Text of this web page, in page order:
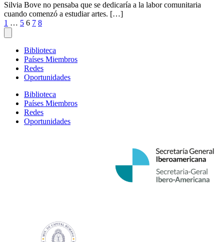
Silvia Bove no pensaba que se dedicaría a la labor comunitaria
cuando comenzó a estudiar artes. […]
Paginación
de
entradas
1 … 5 6 7 8
Biblioteca
Países Miembros
Redes
Oportunidades
Biblioteca
Países Miembros
Redes
Oportunidades